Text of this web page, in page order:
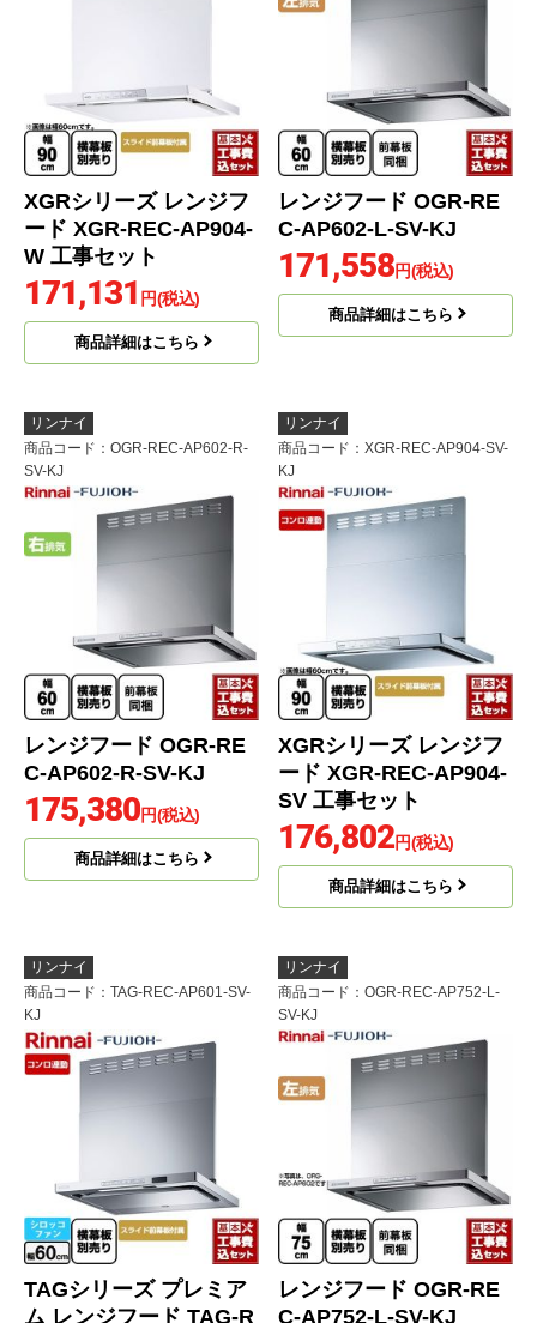
XGRシリーズ レンジフ
ード XGR-REC-AP904-
W 工事セット
171,131 円(税込)
商品詳細はこちら
レンジフード OGR-RE
C-AP602-L-SV-KJ
171,558円(税込)
商品詳細はこちら
リンナイ
商品コード ：OGR-REC-AP602-R-
SV-KJ
レンジフード OGR-RE
C-AP602-R-SV-KJ
175,380円(税込)
商品詳細はこちら
リンナイ
商品コード ：XGR-REC-AP904-SV-
KJ
XGRシリーズ レンジフ
ード XGR-REC-AP904-
SV 工事セット
176,802円(税込)
商品詳細はこちら
リンナイ
商品コード ：TAG-REC-AP601-SV-
KJ
TAGシリーズ プレミア
ム レンジフード TAG-R
リンナイ
商品コード ：OGR-REC-AP752-L-
SV-KJ
レンジフード OGR-RE
C-AP752-L-SV-KJ